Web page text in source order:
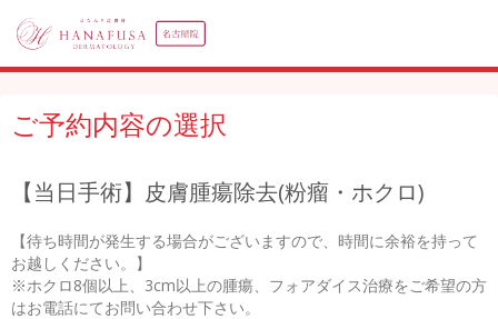
ご予約内容の選択
【当日手術】皮膚腫瘍除去(粉瘤・ホクロ)
【待ち時間が発生する場合がございますので、時間に余裕を持って
お越しください。】
※ホクロ8個以上、3cm以上の腫瘍、フォアダイス治療をご希望の方
はお電話にてお問い合わせ下さい。